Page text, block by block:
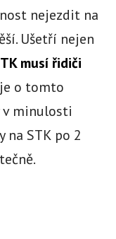
nejezdit na
Ušetří nejen
musí řidiči
o tomto
v minulosti
na STK po 2